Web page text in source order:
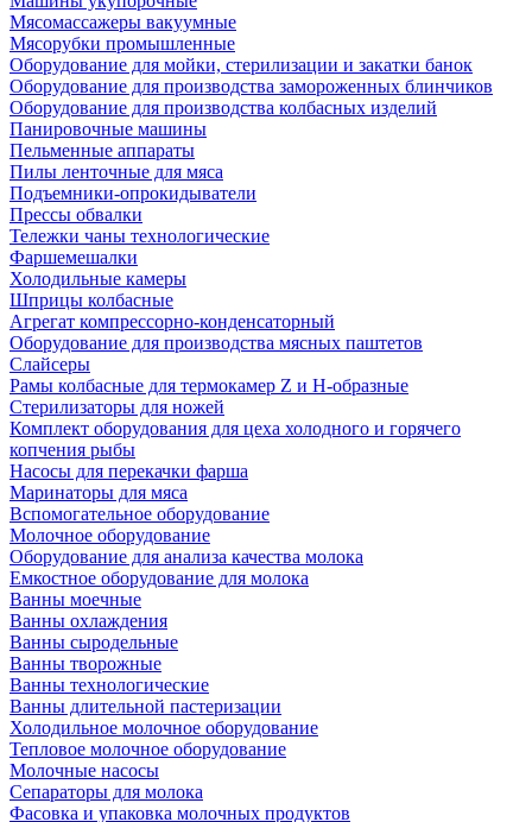
Мясомассажеры вакуумные
Мясорубки промышленные
Оборудование для мойки, стерилизации и закатки банок
Оборудование для производства замороженных блинчиков
Оборудование для производства колбасных изделий
Панировочные машины
Пельменные аппараты
Пилы ленточные для мяса
Подъемники-опрокидыватели
Прессы обвалки
Тележки чаны технологические
Фаршемешалки
Холодильные камеры
Шприцы колбасные
Агрегат компрессорно-конденсаторный
Оборудование для производства мясных паштетов
Слайсеры
Рамы колбасные для термокамер Z и H-образные
Стерилизаторы для ножей
Комплект оборудования для цеха холодного и горячего
копчения рыбы
Насосы для перекачки фарша
Маринаторы для мяса
Вспомогательное оборудование
Молочное оборудование
Оборудование для анализа качества молока
Емкостное оборудование для молока
Ванны моечные
Ванны охлаждения
Ванны сыродельные
Ванны творожные
Ванны технологические
Ванны длительной пастеризации
Холодильное молочное оборудование
Тепловое молочное оборудование
Молочные насосы
Сепараторы для молока
Фасовка и упаковка молочных продуктов